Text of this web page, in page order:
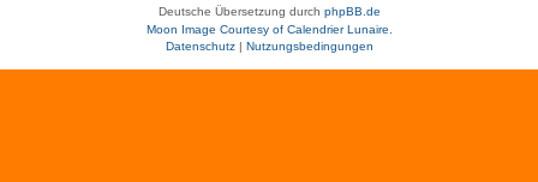
Deutsche Übersetzung durch phpBB.de
Moon Image Courtesy of Calendrier Lunaire.
Datenschutz| Nutzungsbedingungen